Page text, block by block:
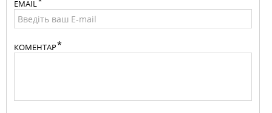
EMAIL
КОМЕНТАР